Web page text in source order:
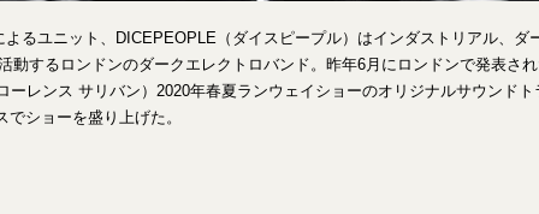
るユニット、DICEPEOPLE（ダイスピープル）はインダストリアル、ダ
動するロンドンのダークエレクトロバンド。昨年6月にロンドンで発表さ
ーレンス サリバン）2020年春夏ランウェイショーのオリジナルサウンド
ショーを盛り上げた。